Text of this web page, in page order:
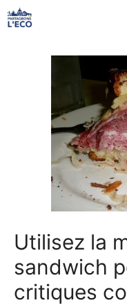
Aller
au
Utilisez la
sandwich
critiques